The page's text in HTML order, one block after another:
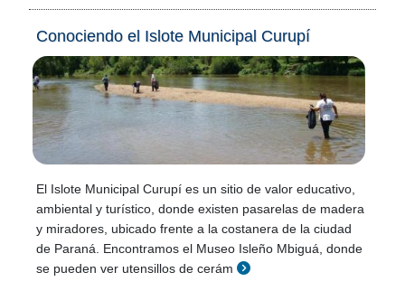
Conociendo el Islote Municipal Curupí
El Islote Municipal Curupí es un sitio de valor educativo,
ambiental y turístico, donde existen pasarelas de madera
y miradores, ubicado frente a la costanera de la ciudad
de Paraná. Encontramos el Museo Isleño Mbiguá, donde
se pueden ver utensillos de cerám